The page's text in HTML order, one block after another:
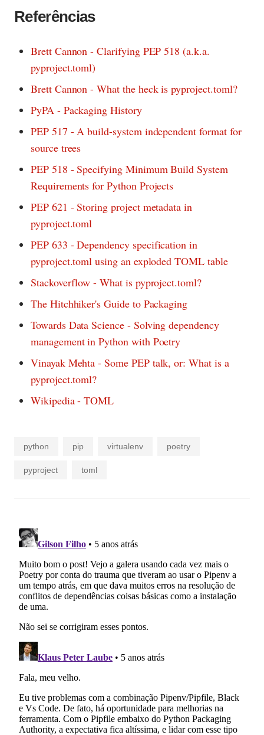
Referências
Brett Cannon - Clarifying PEP 518 (a.k.a.
pyproject.toml)
Brett Cannon - What the heck is pyproject.toml?
PyPA - Packaging History
PEP 517 - A build-system independent format for
source trees
PEP 518 - Specifying Minimum Build System
Requirements for Python Projects
PEP 621 - Storing project metadata in
pyproject.toml
PEP 633 - Dependency specification in
pyproject.toml using an exploded TOML table
Stackoverflow - What is pyproject.toml?
The Hitchhiker's Guide to Packaging
Towards Data Science - Solving dependency
management in Python with Poetry
Vinayak Mehta - Some PEP talk, or: What is a
pyproject.toml?
Wikipedia - TOML
python pip virtualenv poetry
pyproject toml